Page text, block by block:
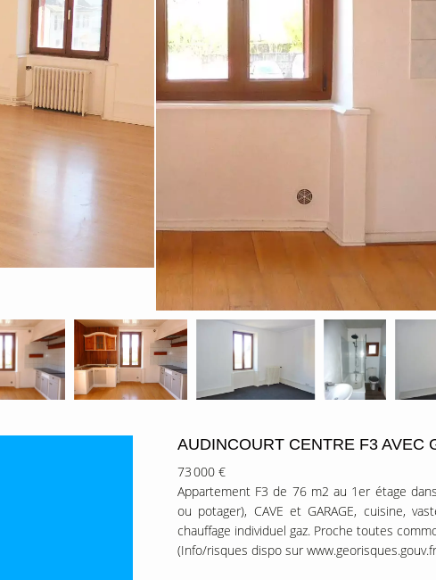
AUDINCOURT CENTRE F3 AVEC
73 000 €
Appartement F3 de 76 m2 au 1er étage
ou potager), CAVE et GARAGE, cuisine,
chauffage individuel gaz. Proche toutes
(Info/risques dispo sur